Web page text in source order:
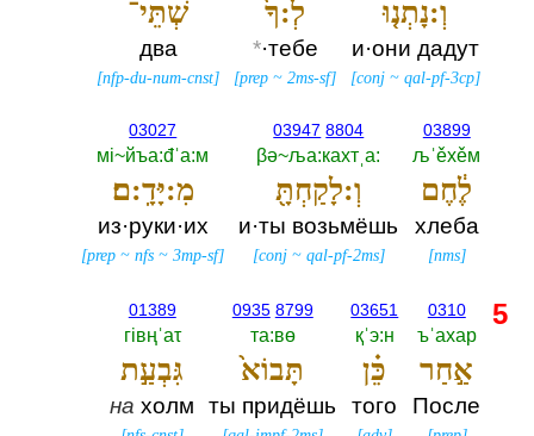
וְ:נָתְנ֤וּ
и·они дадут
[conj ~qal-pf-3cp]
לְ:ךָ֙
*·тебе
[prep ~2ms-sf]
שְׁתֵּי־
два
[nfp-du-num-cnst]
03899
љˈěхěм
לֶ֔חֶם
хлеба
[nms]
03947 8804
βә~ља:кахтˌа:‎
וְ:לָקַחְתָּ֖
и·ты возьмёшь
[conj~ qal-pf-2ms]
03027
мi~йъа:đˈа:м
מִ:יָּדָֽ:ם׃
из·руки·их
[prep ~nfs ~3mp-sf]
0310
ъˈахар
אַ֣חַר
После
03651
қˈэ:н
כֵּ֗ן
того
0935 8799
та:вө
תָּבוֹא֙
ты придёшь
01389
гiвңˈаτ
גִּבְעַ֣ת
на холм
5